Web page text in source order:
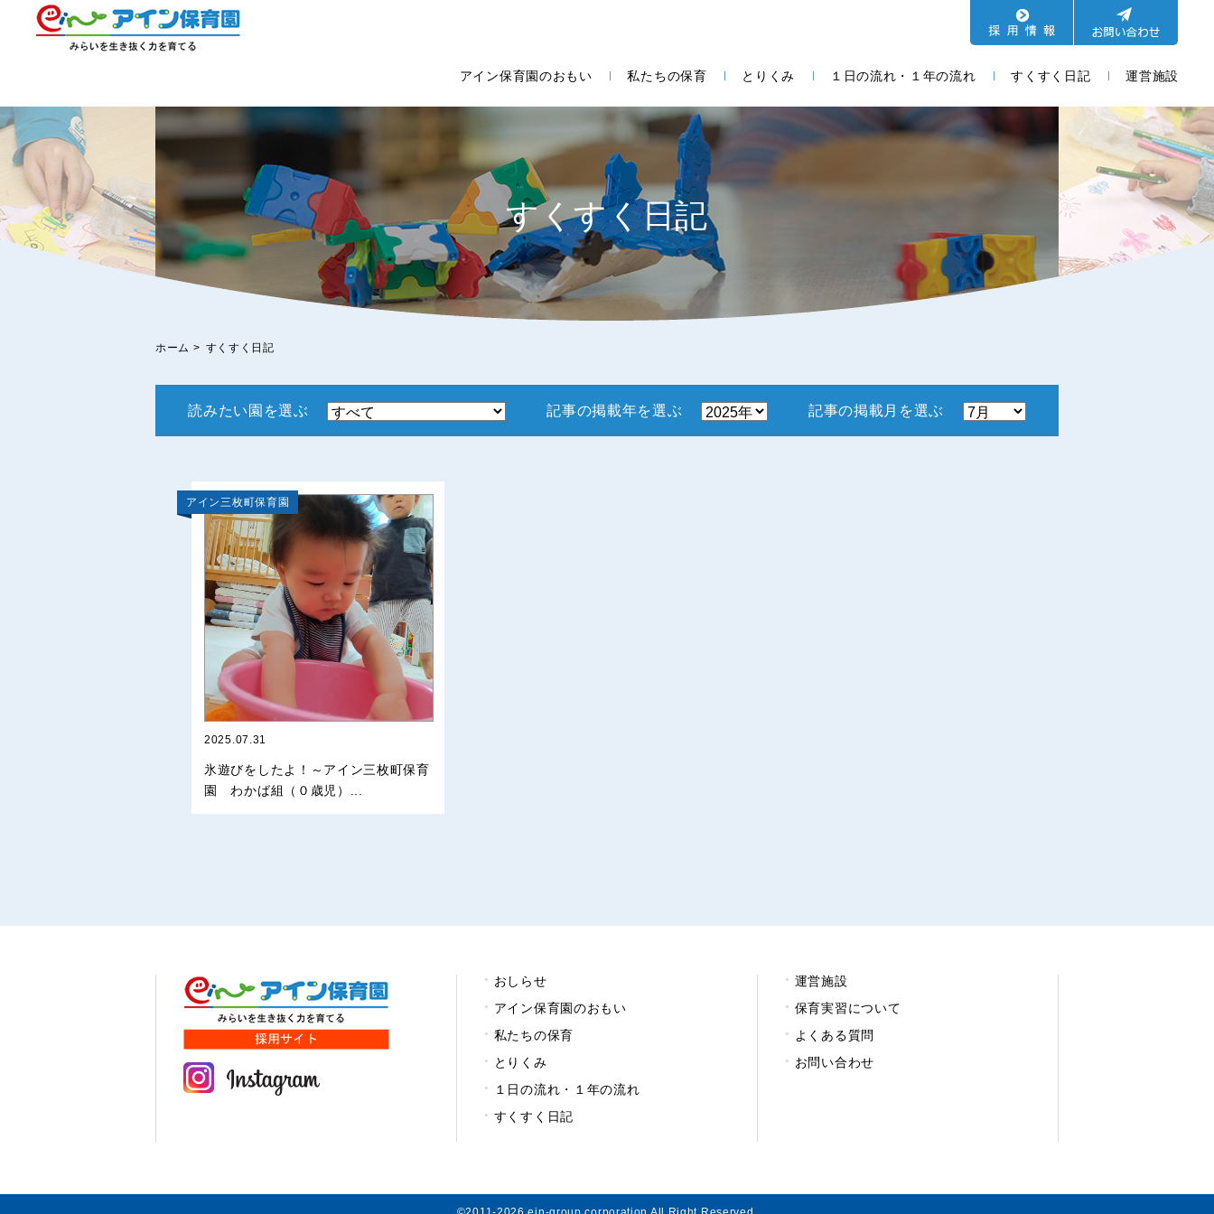
アイン保育園のおもい 私たちの保育 とりくみ １日の流れ・１年の流れ すくすく日記 運営施設
すくすく日記
ホーム > すくすく日記
読みたい園を選ぶ 記事の掲載年を選ぶ 記事の掲載月を選ぶ
アイン三枚町保育園
2025.07.31
氷遊びをしたよ！～アイン三枚町保育
園 わかば組（０歳児）...
おしらせ
アイン保育園のおもい
私たちの保育
とりくみ
１日の流れ・１年の流れ
すくすく日記
運営施設
保育実習について
よくある質問
お問い合わせ